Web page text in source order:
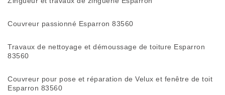
Couvreur passionné Esparron 83560
Travaux de nettoyage et démoussage de toiture Esparron
83560
Couvreur pour pose et réparation de Velux et fenêtre de toit
Esparron 83560